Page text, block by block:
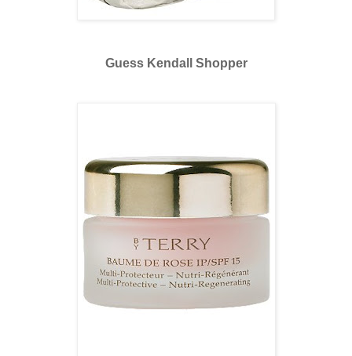
Guess Kendall Shopper